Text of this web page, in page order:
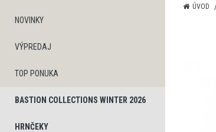
NOVINKY
VÝPREDAJ
TOP PONUKA
BASTION COLLECTIONS WINTER 2026
HRNČEKY
ÚVOD